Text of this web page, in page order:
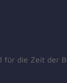
für die Zeit der